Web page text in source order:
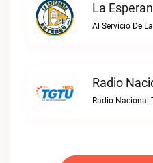
La
Radio Nacional